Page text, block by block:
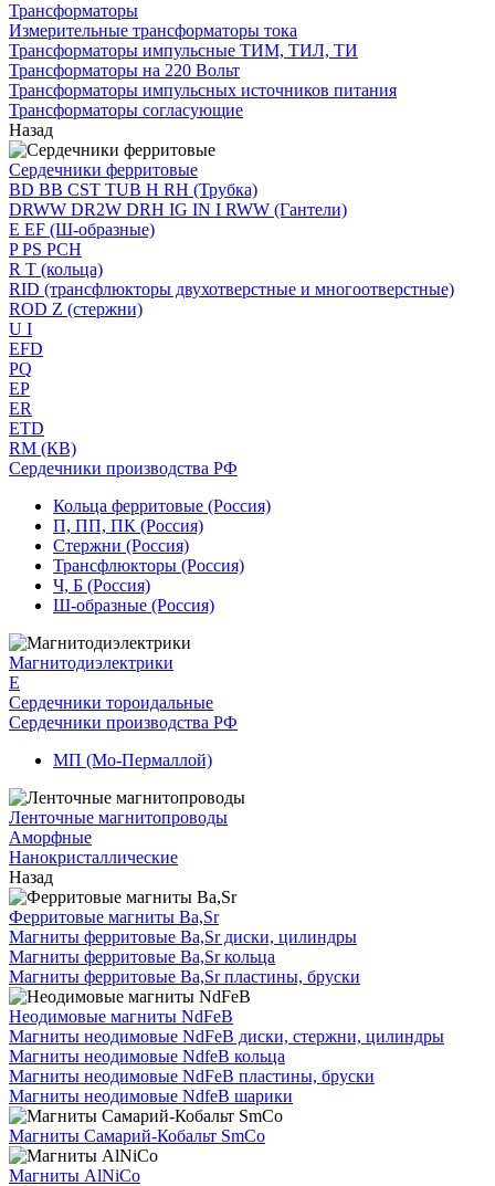
Трансформаторы
Измерительные трансформаторы тока
Трансформаторы импульсные ТИМ, ТИЛ, ТИ
Трансформаторы на 220 Вольт
Трансформаторы импульсных источников питания
Трансформаторы согласующие
Назад
Сердечники ферритовые
BD BB CST TUB H RH (Трубка)
DRWW DR2W DRH IG IN I RWW (Гантели)
E EF (Ш-образные)
P PS PCH
R T (кольца)
RID (трансфлюкторы двухотверстные и многоотверстные)
ROD Z (стержни)
U I
EFD
PQ
EP
ER
ETD
RM (КВ)
Сердечники производства РФ
Кольца ферритовые (Россия)
П, ПП, ПК (Россия)
Стержни (Россия)
Трансфлюкторы (Россия)
Ч, Б (Россия)
Ш-образные (Россия)
Магнитодиэлектрики
E
Сердечники тороидальные
Сердечники производства РФ
МП (Мо-Пермаллой)
Ленточные магнитопроводы
Аморфные
Нанокристаллические
Назад
Ферритовые магниты Ba,Sr
Магниты ферритовые Ba,Sr диски, цилиндры
Магниты ферритовые Ba,Sr кольца
Магниты ферритовые Ba,Sr пластины, бруски
Неодимовые магниты NdFeB
Магниты неодимовые NdFeB диски, стержни, цилиндры
Магниты неодимовые NdfeB кольца
Магниты неодимовые NdFeB пластины, бруски
Магниты неодимовые NdfeB шарики
Магниты Самарий-Кобальт SmCo
Магниты AlNiCo